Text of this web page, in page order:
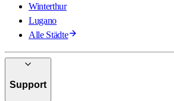
Winterthur
Lugano
Alle Städte
Support